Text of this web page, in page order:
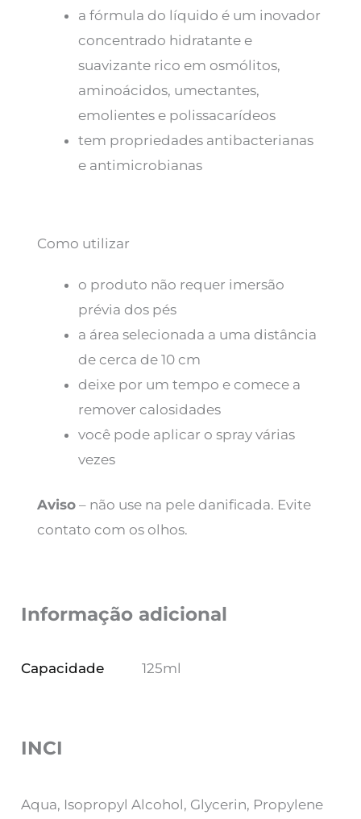
a fórmula do líquido é um inovador
concentrado hidratante e
suavizante rico em osmólitos,
aminoácidos, umectantes,
emolientes e polissacarídeos
tem propriedades antibacterianas
e antimicrobianas
Como utilizar
o produto não requer imersão
prévia dos pés
a área selecionada a uma distância
de cerca de 10 cm
deixe por um tempo e comece a
remover calosidades
você pode aplicar o spray várias
vezes
Aviso – não use na pele danificada. Evite
contato com os olhos.
Informação adicional
Capacidade 125ml
INCI
Aqua, Isopropyl Alcohol, Glycerin, Propylene